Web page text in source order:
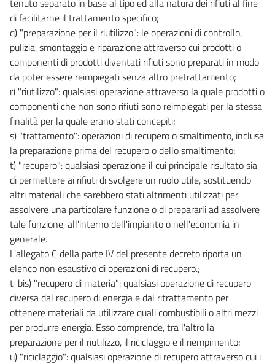
63
63 bis
TITOLO II
I DISTRETTI IDROGRAFICI, GLI STRUMENTI, GLI INTERVENTI
CAPO I
I DISTRETTI IDROGRAFICI
64
CAPO II
GLI STRUMENTI
65
66
67
68
68 bis
CAPO III
GLI INTERVENTI
69
70
71
72
72 bis
tenuto separato in base al tipo ed alla natura dei rifiuti al fine
di facilitarne il trattamento specifico;
q) "preparazione per il riutilizzo": le operazioni di controllo,
pulizia, smontaggio e riparazione attraverso cui prodotti o
componenti di prodotti diventati rifiuti sono preparati in modo
da poter essere reimpiegati senza altro pretrattamento;
r) "riutilizzo": qualsiasi operazione attraverso la quale prodotti o
componenti che non sono rifiuti sono reimpiegati per la stessa
finalità per la quale erano stati concepiti;
s) "trattamento": operazioni di recupero o smaltimento, inclusa
la preparazione prima del recupero o dello smaltimento;
t) "recupero": qualsiasi operazione il cui principale risultato sia
di permettere ai rifiuti di svolgere un ruolo utile, sostituendo
altri materiali che sarebbero stati altrimenti utilizzati per
assolvere una particolare funzione o di prepararli ad assolvere
tale funzione, all'interno dell'impianto o nell'economia in
generale.
L'allegato C della parte IV del presente decreto riporta un
elenco non esaustivo di operazioni di recupero.;
t-bis) "recupero di materia": qualsiasi operazione di recupero
diversa dal recupero di energia e dal ritrattamento per
ottenere materiali da utilizzare quali combustibili o altri mezzi
per produrre energia. Esso comprende, tra l'altro la
preparazione per il riutilizzo, il riciclaggio e il riempimento;
u) "riciclaggio": qualsiasi operazione di recupero attraverso cui i